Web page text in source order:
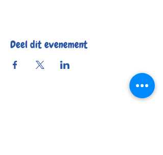
Deel dit evenement